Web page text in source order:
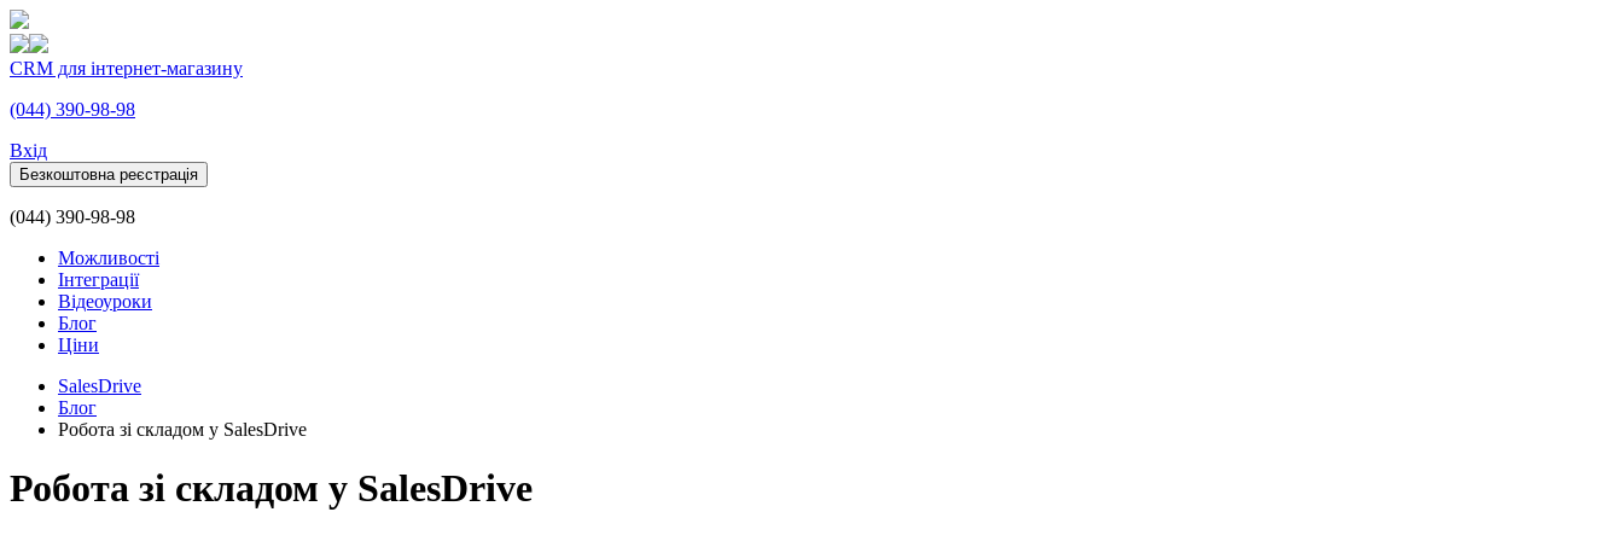
CRM для інтернет-магазину
(044) 390-98-98
Вхiд
Безкоштовна реєстрація
(044) 390-98-98
Можливості
Інтеграції
Відеоуроки
Блог
Ціни
SalesDrive
Блог
Робота зі складом у SalesDrive
Робота зі складом у SalesDrive